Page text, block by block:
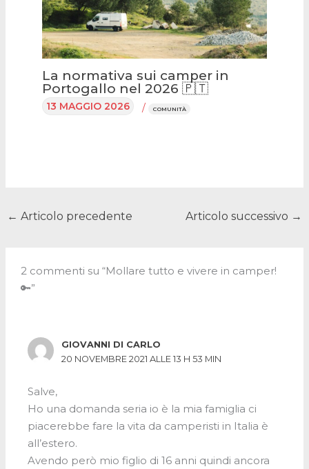
La normativa sui camper in
Portogallo nel 2026 🇵🇹
13 MAGGIO 2026 / COMUNITÀ
← Articolo precedente Articolo successivo →
2 commenti su “Mollare tutto e vivere in camper!
🔑”
GIOVANNI DI CARLO
20 NOVEMBRE 2021 ALLE 13 H 53 MIN
Salve,
Ho una domanda seria io è la mia famiglia ci
piacerebbe fare la vita da camperisti in Italia è
all’estero.
Avendo però mio figlio di 16 anni quindi ancora